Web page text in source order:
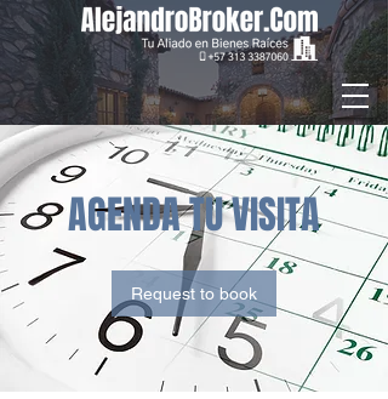
AGENDA TU VISITA
Request to book